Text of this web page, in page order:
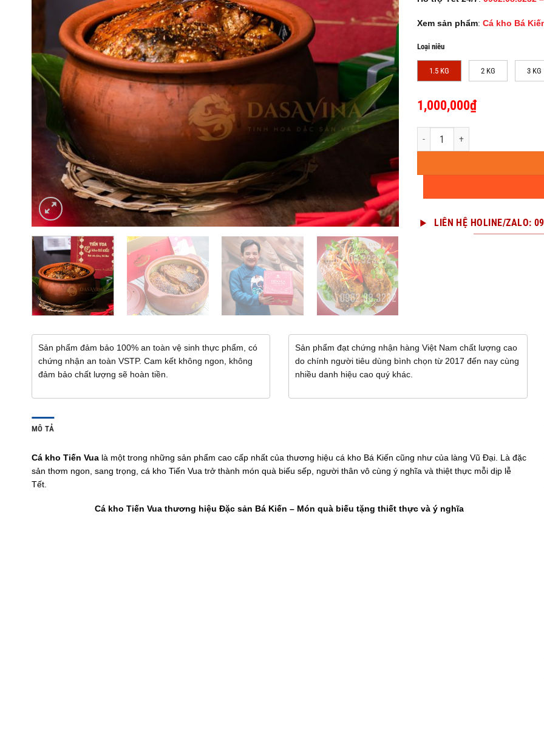
Xem sản phẩm: Cá kho Bá
Loại niêu
1.5 KG 2 KG 3 KG
1,000,000₫
Cá kho Tiến Vua - Quà Biếu Đẳng
LIÊN HỆ HOLINE/ZALO:
Sản phẩm đảm bảo 100% an toàn vệ sinh thực phẩm, có
chứng nhận an toàn VSTP. Cam kết không ngon, không
đảm bảo chất lượng sẽ hoàn tiền.
Sản phẩm đạt chứng nhận hàng Việt Nam chất lượng cao
do chính người tiêu dùng bình chọn từ 2017 đến nay cùng
nhiều danh hiệu cao quý khác.
MÔ TẢ
Cá kho Tiến Vua là một trong những sản phẩm cao cấp nhất của thương hiệu cá kho Bá Kiến cũng như của làng Vũ Đại. Là đặc
sản thơm ngon, sang trọng, cá kho Tiến Vua trở thành món quà biếu sếp, người thân vô cùng ý nghĩa và thiệt thực mỗi dịp lễ
Tết.
Cá kho Tiến Vua thương hiệu Đặc sản Bá Kiến – Món quà biếu tặng thiết thực và ý nghĩa